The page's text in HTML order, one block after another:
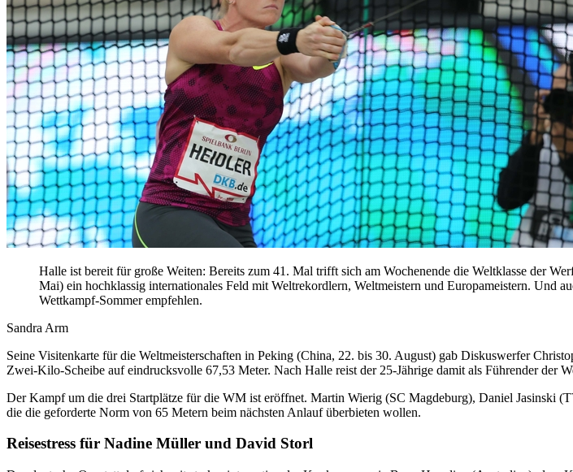
Halle ist bereit für große Weiten: Bereits zum 41. Mal trifft sich am Wochenende die Weltklasse der
Mai) ein hochklassig internationales Feld mit Weltrekordlern, Weltmeistern und Europameistern. Und
Wettkampf-Sommer empfehlen.
Sandra Arm
Seine Visitenkarte für die Weltmeisterschaften in Peking (China, 22. bis 30. August) gab Diskuswerfer
Zwei-Kilo-Scheibe auf eindrucksvolle 67,53 Meter. Nach Halle reist der 25-Jährige damit als Führender der
Der Kampf um die drei Startplätze für die WM ist eröffnet. Martin Wierig (SC Magdeburg), Daniel Jasinski
die die geforderte Norm von 65 Metern beim nächsten Anlauf überbieten wollen.
Reisestress für Nadine Müller und David Storl